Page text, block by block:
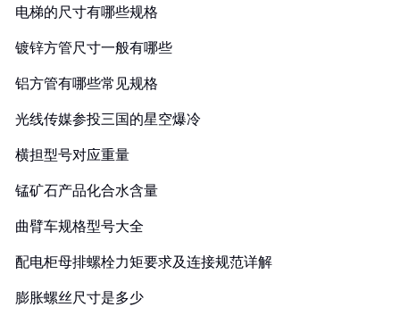
电梯的尺寸有哪些规格
镀锌方管尺寸一般有哪些
铝方管有哪些常见规格
光线传媒参投三国的星空爆冷
横担型号对应重量
锰矿石产品化合水含量
曲臂车规格型号大全
配电柜母排螺栓力矩要求及连接规范详解
膨胀螺丝尺寸是多少